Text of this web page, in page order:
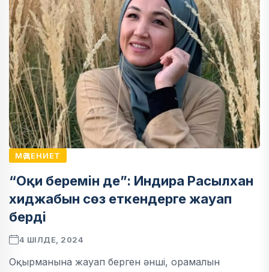
МӘДЕНИЕТ
“Оқи беремін де”: Индира Расылхан
хиджабын сөз еткендерге жауап
берді
4 ШІЛДЕ, 2024
Оқырманына жауап берген әнші, орамалын